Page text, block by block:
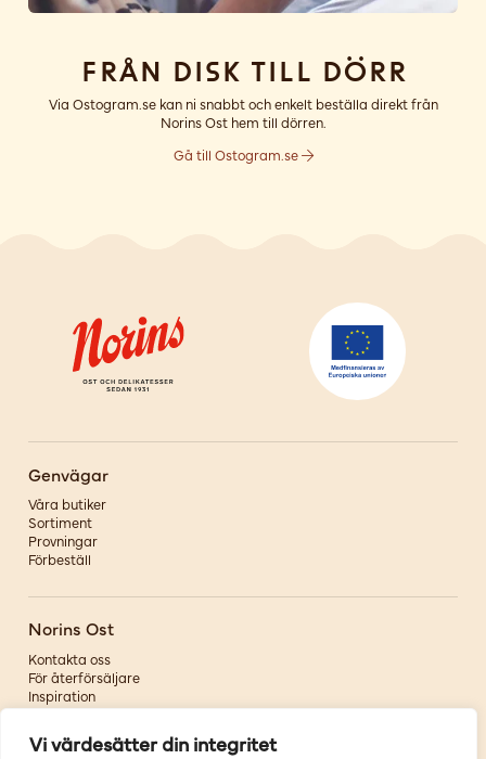
Vi värdesätter din integritet
Från disk till dörr
Via Ostogram.se kan ni snabbt och enkelt beställa direkt från
Norins Ost hem till dörren.
Gå till Ostogram.se
Genvägar
Våra butiker
Sortiment
Provningar
Förbeställ
Norins Ost
Kontakta oss
För återförsäljare
Inspiration
Om oss